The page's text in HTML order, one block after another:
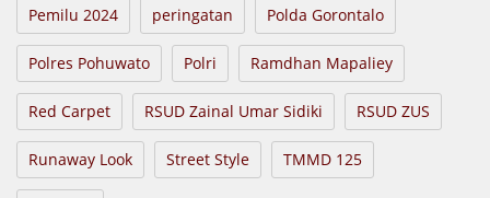
Pemilu 2024 peringatan Polda Gorontalo
Polres Pohuwato Polri Ramdhan Mapaliey
Red Carpet RSUD Zainal Umar Sidiki RSUD ZUS
Runaway Look Street Style TMMD 125